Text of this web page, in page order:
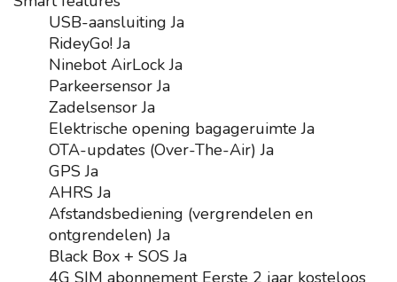
USB-aansluiting Ja
RideyGo! Ja
Ninebot AirLock Ja
Parkeersensor Ja
Zadelsensor Ja
Elektrische opening bagageruimte Ja
OTA-updates (Over-The-Air) Ja
GPS Ja
AHRS Ja
Afstandsbediening (vergrendelen en
ontgrendelen) Ja
Black Box + SOS Ja
4G SIM abonnement Eerste 2 jaar kosteloos